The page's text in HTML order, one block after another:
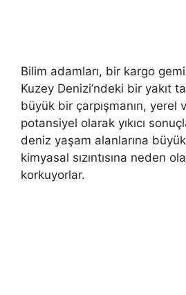
Bilim adamları, bir kargo
Kuzey Denizi’ndeki bir yakıt
büyük bir çarpışmanın, yerel
potansiyel olarak yıkıcı
deniz yaşam alanlarına
kimyasal sızıntısına neden
korkuyorlar.